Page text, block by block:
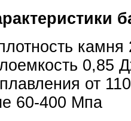
камня
0,85
от
60-400 Мпа